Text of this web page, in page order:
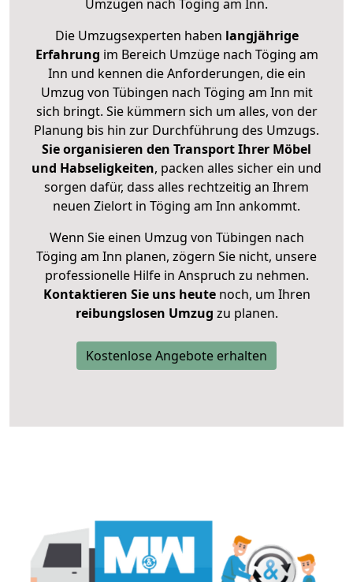
Umzügen nach Töging am Inn.
Die Umzugsexperten haben langjährige
Erfahrung im Bereich Umzüge nach Töging am
Inn und kennen die Anforderungen, die ein
Umzug von Tübingen nach Töging am Inn mit
sich bringt. Sie kümmern sich um alles, von der
Planung bis hin zur Durchführung des Umzugs.
Sie organisieren den Transport Ihrer Möbel
und Habseligkeiten, packen alles sicher ein und
sorgen dafür, dass alles rechtzeitig an Ihrem
neuen Zielort in Töging am Inn ankommt.
Wenn Sie einen Umzug von Tübingen nach
Töging am Inn planen, zögern Sie nicht, unsere
professionelle Hilfe in Anspruch zu nehmen.
Kontaktieren Sie uns heutenoch, um Ihren
reibungslosen Umzug zu planen.
Kostenlose Angebote erhalten